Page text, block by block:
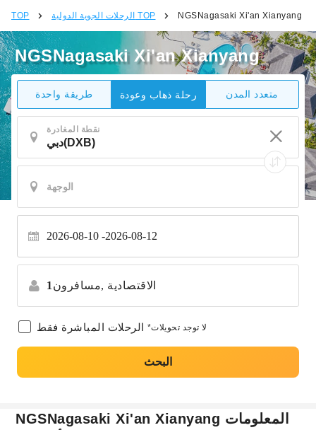
TOP الرحلات الجوية الدولية TOP NGSNagasaki Xi'an Xianyang
NGSNagasaki Xi'an Xianyang
طريقة واحدة رحلة ذهاب وعودة متعدد المدن
نقطة المغادرة
2026-08-10 2026-08-12
1 مسافرون, الاقتصادية
الرحلات المباشرة فقط *لا توجد تحويلات
البحث
NGSNagasaki Xi'an Xianyang المعلومات